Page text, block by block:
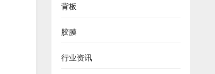
背板
胶膜
行业资讯